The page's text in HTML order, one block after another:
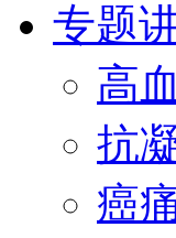
专题
高
抗
癌